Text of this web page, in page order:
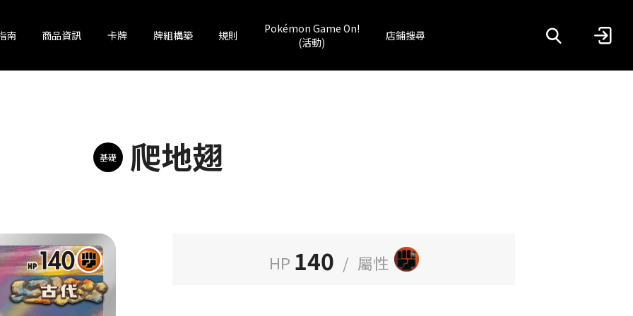
南 商品資訊 卡牌 牌組構築 規則
Pokémon Game On!
(活動)
店鋪搜尋
基礎 爬地翅
HP 140 / 屬性